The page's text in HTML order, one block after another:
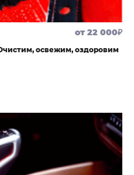
от 22 000₽
освежим, оздоровим
с должным вниманием ко всем
отделения. Этим
кисточки разных диаметров и
специальные пылесосы,